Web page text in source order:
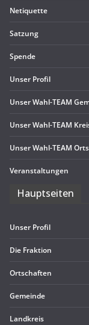
Neti­quette
Sat­zung
Spende
Unser Pro­fil
Unser Wahl-TEAM
Unser Wahl-TEAM
Unser Wahl-TEAM
Ver­an­stal­tun­gen
Haupt­sei­ten
Unser Pro­fil
Die Frak­tion
Ort­schaf­ten
Gemeinde
Land­kreis